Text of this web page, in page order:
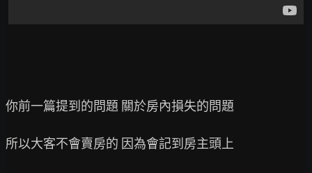
你前一篇提到的問題 關於房內損失的問題
所以大客不會賣房的 因為會記到房主頭上